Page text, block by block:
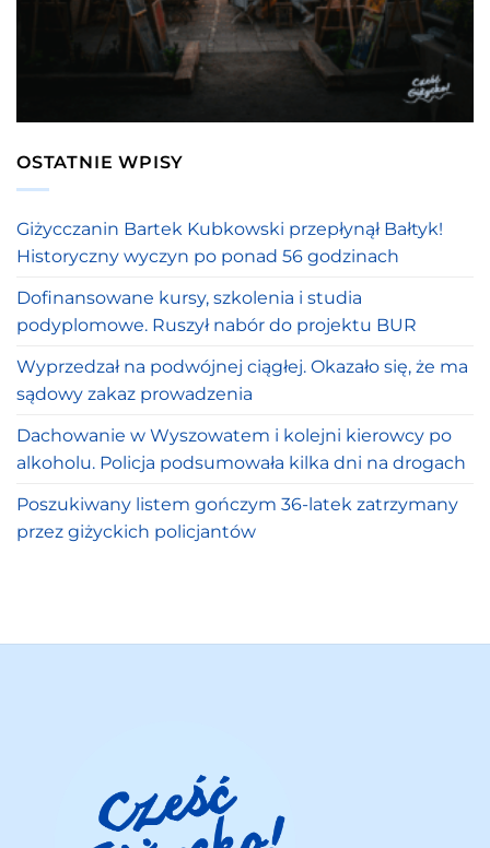
OSTATNIE WPISY
Giżycczanin Bartek Kubkowski przepłynął Bałtyk!
Historyczny wyczyn po ponad 56 godzinach
Dofinansowane kursy, szkolenia i studia
podyplomowe. Ruszył nabór do projektu BUR
Wyprzedzał na podwójnej ciągłej. Okazało się, że ma
sądowy zakaz prowadzenia
Dachowanie w Wyszowatem i kolejni kierowcy po
alkoholu. Policja podsumowała kilka dni na drogach
Poszukiwany listem gończym 36-latek zatrzymany
przez giżyckich policjantów